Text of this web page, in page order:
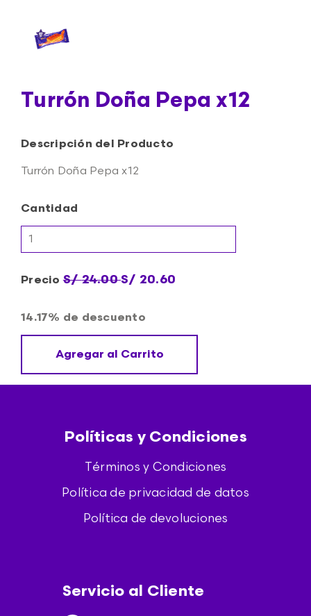
Turrón Doña Pepa x12
Descripción del Producto
Turrón Doña Pepa x12
Cantidad
Precio S/24.00S/ 20.60
14.17% de descuento
Agregar al Carrito
Políticas y Condiciones
Términos y Condiciones
Política de privacidad de datos
Política de devoluciones
Servicio al Cliente